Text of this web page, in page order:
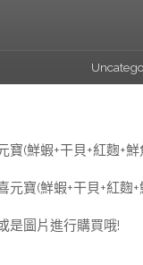
首
頁
(鮮蝦+干貝+紅麴+
寶(鮮蝦+干貝+紅麴
是圖片進行購買哦!